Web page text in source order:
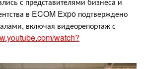
в ECOM Expo подтверждено
включая видеорепортаж с
watch?